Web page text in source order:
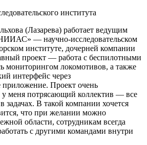
института
(Лазарева) работает ведущим
— научно-исследовательском
институте, дочерней компании
проект — работа с беспилотными
мониторингом локомотивов, а также
интерфейс через
приложение. Проект очень
меня потрясающий коллектив — все
задачах. В такой компании хочется
что при желании можно
области, сотрудникам всегда
с другими командами внутри